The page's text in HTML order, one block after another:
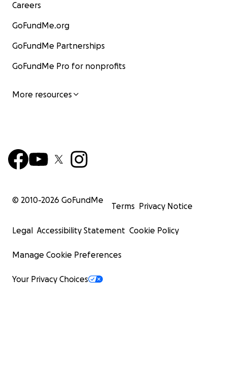
Careers
GoFundMe.org
GoFundMe Partnerships
GoFundMe Pro for nonprofits
More resources
© 2010-2026 GoFundMe
Terms Privacy Notice
Legal Accessibility Statement Cookie Policy
Manage Cookie Preferences
Your Privacy Choices